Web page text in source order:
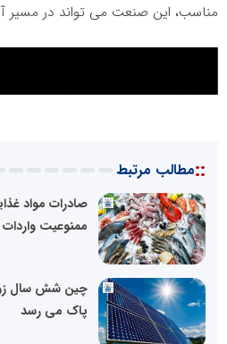
مناسب، این صنعت می تواند در مسیر
::مطالب مرتبط
ممنوعیت
چین شش سال
پاک می رسد